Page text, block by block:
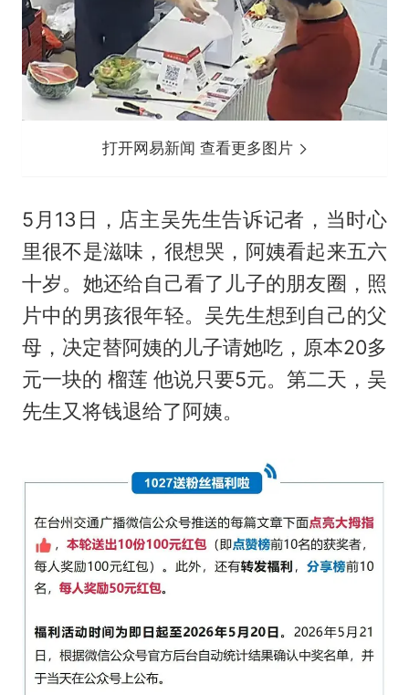
打开网易新闻 查看更多图片
5月13日，店主吴先生告诉记者，当时心
里很不是滋味，很想哭，阿姨看起来五六
十岁。她还给自己看了儿子的朋友圈，照
片中的男孩很年轻。吴先生想到自己的父
母，决定替阿姨的儿子请她吃，原本20多
元一块的 榴莲 他说只要5元。第二天，吴
先生又将钱退给了阿姨。